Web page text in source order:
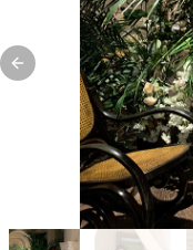
Previous slide